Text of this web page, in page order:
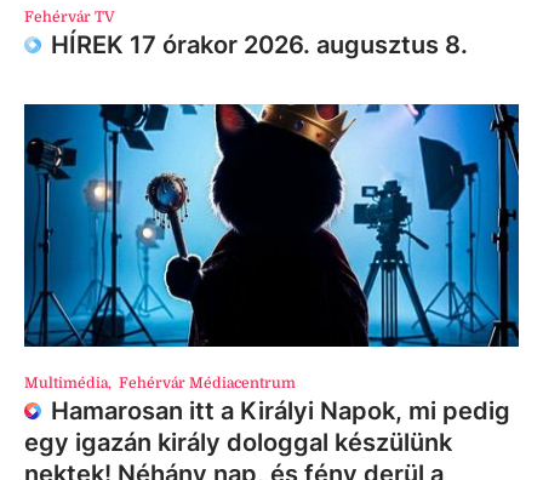
Fehérvár TV
HÍREK 17 órakor 2026. augusztus 8.
Multimédia, Fehérvár Médiacentrum
Hamarosan itt a Királyi Napok, mi pedig
egy igazán király dologgal készülünk